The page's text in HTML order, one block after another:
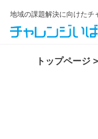
地域の課題解決に向けたチ
トップページ >